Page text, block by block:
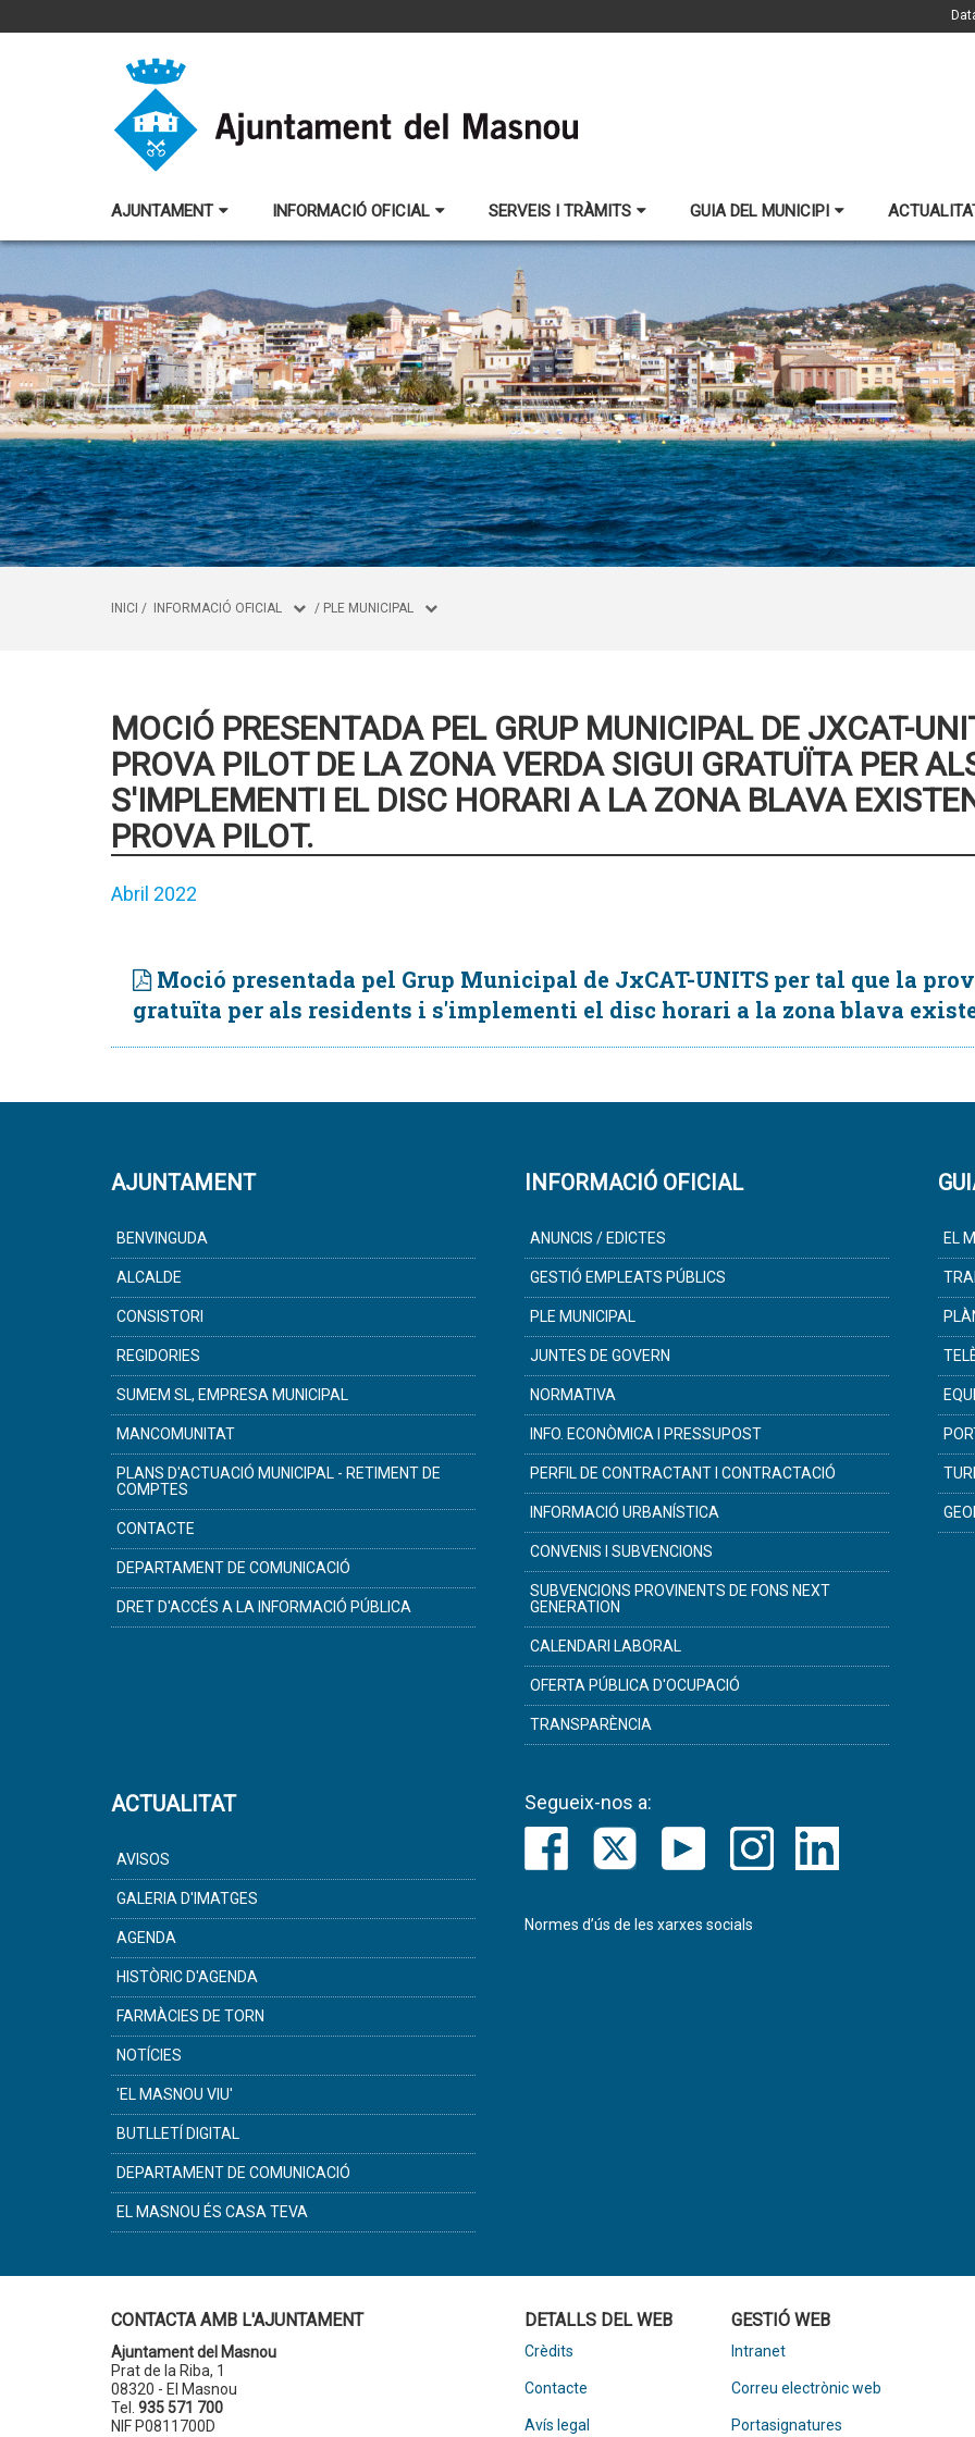
AJUNTAMENT INFORMACIÓ OFICIAL SERVEIS I TRÀMITS GUIA DEL MUNICIPI
INICI / INFORMACIÓ OFICIAL / PLE MUNICIPAL
MOCIÓ PRESENTADA PEL GRUP MUNICIPAL DE JXCAT-
PROVA PILOT DE LA ZONA VERDA SIGUI GRATUÏTA PER
S'IMPLEMENTI EL DISC HORARI A LA ZONA BLAVA
PROVA PILOT.
Abril 2022
Moció presentada pel Grup Municipal de JxCAT-UNITS per tal que la
gratuïta per als residents i s'implementi el disc horari a la zona blava
AJUNTAMENT
BENVINGUDA
ALCALDE
CONSISTORI
REGIDORIES
SUMEM SL, EMPRESA MUNICIPAL
MANCOMUNITAT
PLANS D'ACTUACIÓ MUNICIPAL - RETIMENT DE
COMPTES
CONTACTE
DEPARTAMENT DE COMUNICACIÓ
DRET D'ACCÉS A LA INFORMACIÓ PÚBLICA
INFORMACIÓ OFICIAL
ANUNCIS / EDICTES
GESTIÓ EMPLEATS PÚBLICS
PLE MUNICIPAL
JUNTES DE GOVERN
NORMATIVA
INFO. ECONÒMICA I PRESSUPOST
PERFIL DE CONTRACTANT I CONTRACTACIÓ
INFORMACIÓ URBANÍSTICA
CONVENIS I SUBVENCIONS
SUBVENCIONS PROVINENTS DE FONS NEXT
GENERATION
CALENDARI LABORAL
OFERTA PÚBLICA D'OCUPACIÓ
TRANSPARÈNCIA
EL
ACTUALITAT
AVISOS
GALERIA D'IMATGES
AGENDA
HISTÒRIC D'AGENDA
FARMÀCIES DE TORN
NOTÍCIES
'EL MASNOU VIU'
BUTLLETÍ DIGITAL
DEPARTAMENT DE COMUNICACIÓ
EL MASNOU ÉS CASA TEVA
Segueix-nos a:
Normes d’ús de les xarxes socials
CONTACTA AMB L'AJUNTAMENT
Ajuntament del Masnou
Prat de la Riba, 1
08320 - El Masnou
Tel. 935 571 700
NIF P0811700D
DETALLS DEL WEB
Crèdits
Contacte
Avís legal
GESTIÓ WEB
Intranet
Correu electrònic web
Portasignatures